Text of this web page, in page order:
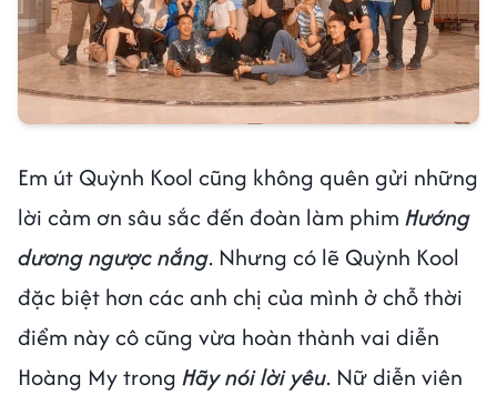
Em út Quỳnh Kool cũng không quên gửi những
lời cảm ơn sâu sắc đến đoàn làm phim Hướng
dương ngược nắng. Nhưng có lẽ Quỳnh Kool
đặc biệt hơn các anh chị của mình ở chỗ thời
điểm này cô cũng vừa hoàn thành vai diễn
Hoàng My trong Hãy nói lời yêu. Nữ diễn viên